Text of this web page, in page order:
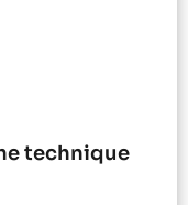
technique